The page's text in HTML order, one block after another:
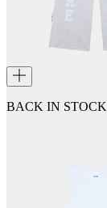
BACK IN STOCK